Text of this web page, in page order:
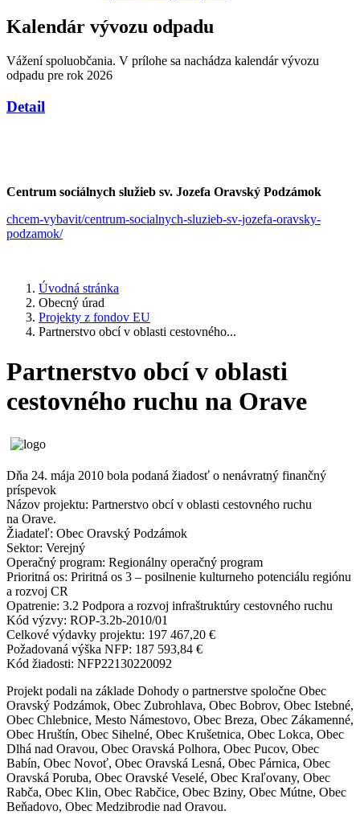
Kalendár vývozu odpadu
Vážení spoluobčania. V prílohe sa nachádza kalendár vývozu
odpadu pre rok 2026
Detail
Centrum sociálnych služieb sv. Jozefa Oravský Podzámok
chcem-vybavit/centrum-socialnych-sluzieb-sv-jozefa-oravsky-
podzamok/
Úvodná stránka
Obecný úrad
Projekty z fondov EU
Partnerstvo obcí v oblasti cestovného...
Partnerstvo obcí v oblasti
cestovného ruchu na Orave
Dňa 24. mája 2010 bola podaná žiadosť o nenávratný finančný
príspevok
Názov projektu: Partnerstvo obcí v oblasti cestovného ruchu
na Orave.
Žiadateľ: Obec Oravský Podzámok
Sektor: Verejný
Operačný program: Regionálny operačný program
Prioritná os: Priritná os 3 – posilnenie kulturneho potenciálu regiónu
a rozvoj CR
Opatrenie: 3.2 Podpora a rozvoj infraštruktúry cestovného ruchu
Kód výzvy: ROP-3.2b-2010/01
Celkové výdavky projektu: 197 467,20 €
Požadovaná výška NFP: 187 593,84 €
Kód žiadosti: NFP22130220092
Projekt podali na základe Dohody o partnerstve spoločne Obec
Oravský Podzámok, Obec Zubrohlava, Obec Bobrov, Obec Istebné,
Obec Chlebnice, Mesto Námestovo, Obec Breza, Obec Zákamenné,
Obec Hruštín, Obec Sihelné, Obec Krušetnica, Obec Lokca, Obec
Dlhá nad Oravou, Obec Oravská Polhora, Obec Pucov, Obec
Babín, Obec Novoť, Obec Oravská Lesná, Obec Párnica, Obec
Oravská Poruba, Obec Oravské Veselé, Obec Kraľovany, Obec
Rabča, Obec Klin, Obec Rabčice, Obec Bziny, Obec Mútne, Obec
Beňadovo, Obec Medzibrodie nad Oravou.